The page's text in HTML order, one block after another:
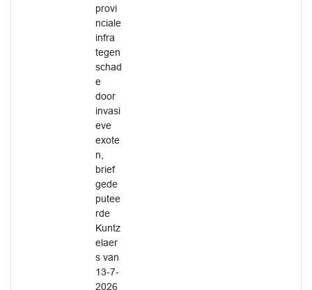
provi
nciale
infra
tegen
schad
e
door
invasi
eve
exote
n,
brief
gede
putee
rde
Kuntz
elaer
s van
13-7-
2026